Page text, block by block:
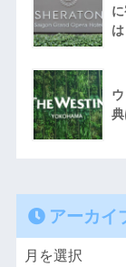
は
アーカイ